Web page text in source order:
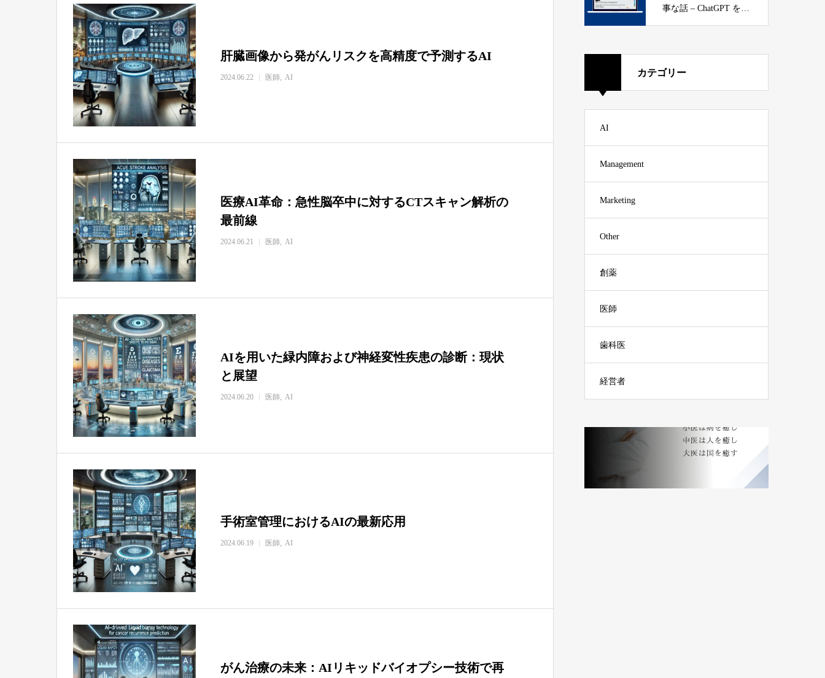
肝臓画像から発がんリスクを高精度で予測するAI
2024.06.22 医師 AI
医療AI革命：急性脳卒中に対するCTスキャン解析の
最前線
2024.06.21 医師 AI
AIを用いた緑内障および神経変性疾患の診断：現状
と展望
2024.06.20 医師 AI
手術室管理におけるAIの最新応用
2024.06.19 医師 AI
がん治療の未来：AIリキッドバイオプシー技術で再
事な話 – ChatGPT を知
カテゴリー
AI
Management
Marketing
Other
創薬
医師
歯科医
経営者